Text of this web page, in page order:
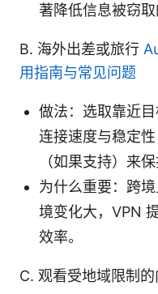
著降低信息被窃取
B. 海外出差或旅行
用指南与常见问题
做法：选取靠近
连接速度与稳定
（如果支持）来
为什么重要：跨
境变化大，VPN
效率。
C. 观看受地域限制的